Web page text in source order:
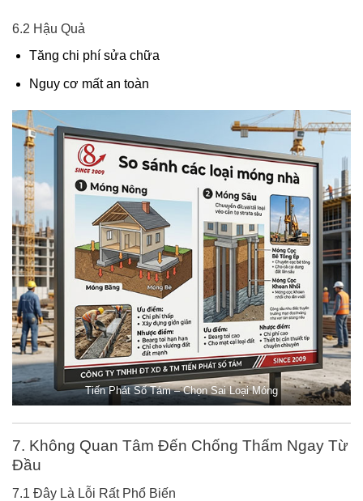
6.2 Hậu Quả
Tăng chi phí sửa chữa
Nguy cơ mất an toàn
Tiến Phát Số Tám – Chọn Sai Loại Móng
7. Không Quan Tâm Đến Chống Thấm Ngay Từ
Đầu
7.1 Đây Là Lỗi Rất Phổ Biến